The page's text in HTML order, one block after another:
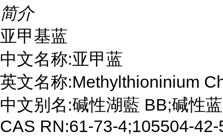
简介
亚甲基蓝
中文名称:亚甲蓝
英文名称:Methylthioninium
中文别名:碱性湖藍 BB;碱性
CAS RN:61-73-4;105504-